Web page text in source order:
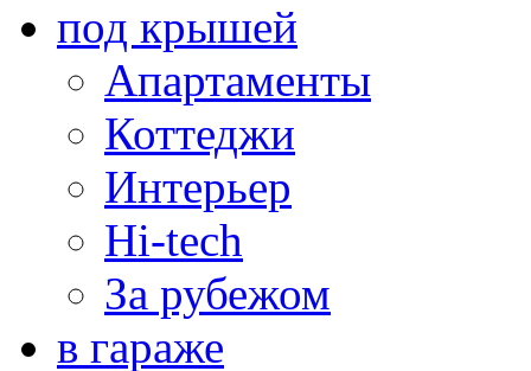
под крышей
Апартаменты
Коттеджи
Интерьер
Hi-tech
За рубежом
в гараже